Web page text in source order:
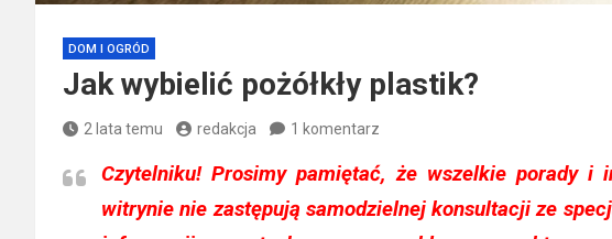
DOM I OGRÓD
Jak wybielić pożółkły plastik?
2 lata temu redakcja 1 komentarz
Czytelniku!Prosimy pamiętać, że wszelkie porady i
witrynie nie zastępują samodzielnej konsultacji ze